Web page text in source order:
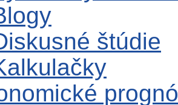
štúdie